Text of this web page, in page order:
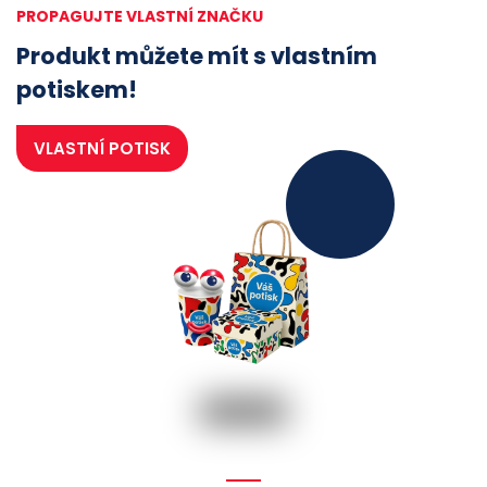
PROPAGUJTE VLASTNÍ ZNAČKU
Produkt můžete mít s vlastním
potiskem!
VLASTNÍ POTISK